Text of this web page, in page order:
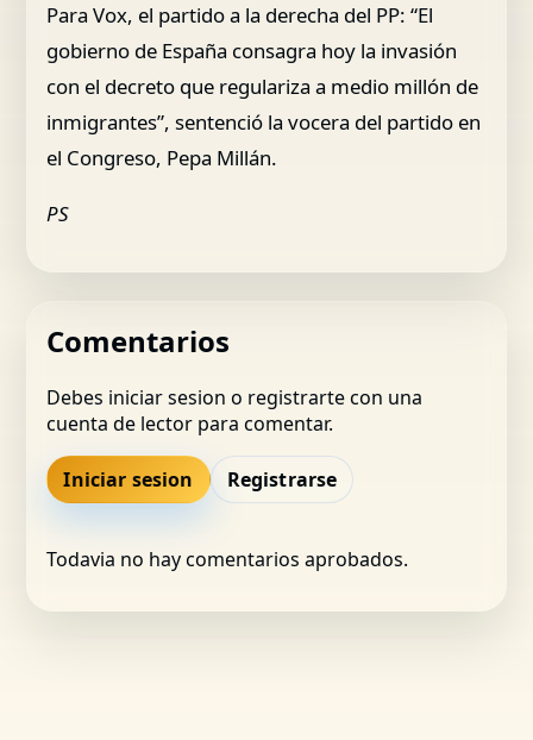
Para Vox, el partido a la derecha del PP: “El
gobierno de España consagra hoy la invasión
con el decreto que regulariza a medio millón de
inmigrantes”, sentenció la vocera del partido en
el Congreso, Pepa Millán.
PS
Comentarios
Debes iniciar sesion o registrarte con una
cuenta de lector para comentar.
Iniciar sesion Registrarse
Todavia no hay comentarios aprobados.